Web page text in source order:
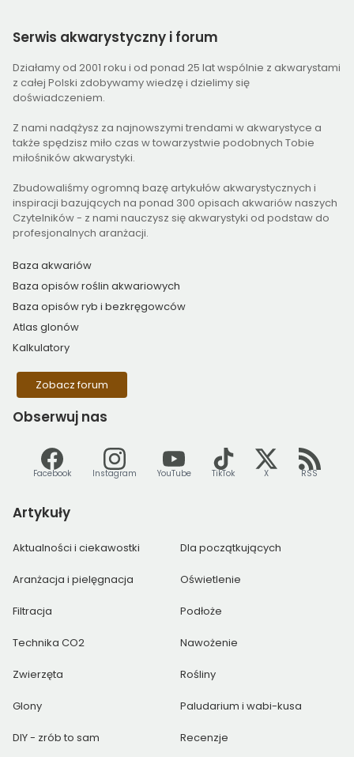
Serwis akwarystyczny i forum
Działamy od 2001 roku i od ponad 25 lat wspólnie z akwarystami
z całej Polski zdobywamy wiedzę i dzielimy się
doświadczeniem.
Z nami nadążysz za najnowszymi trendami w akwarystyce a
także spędzisz miło czas w towarzystwie podobnych Tobie
miłośników akwarystyki.
Zbudowaliśmy ogromną bazę artykułów akwarystycznych i
inspiracji bazujących na ponad 300 opisach akwariów naszych
Czytelników - z nami nauczysz się akwarystyki od podstaw do
profesjonalnych aranżacji.
Baza akwariów
Baza opisów roślin akwariowych
Baza opisów ryb i bezkręgowców
Atlas glonów
Kalkulatory
Zobacz forum
Obserwuj nas
Facebook Instagram YouTube TikTok X RSS
Artykuły
Aktualności i ciekawostki Dla początkujących
Aranżacja i pielęgnacja Oświetlenie
Filtracja Podłoże
Technika CO2 Nawożenie
Zwierzęta Rośliny
Glony Paludarium i wabi-kusa
DIY - zrób to sam Recenzje